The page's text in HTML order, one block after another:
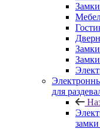
для
замки